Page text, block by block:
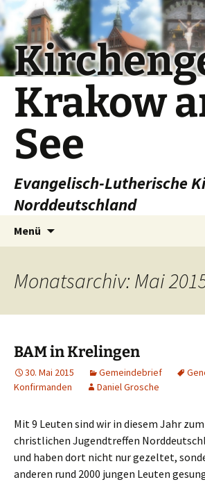
Krakow
See
Evangelisch-Lutherische
Norddeutschland
Menü
Monatsarchiv: Mai
BAM in Krelingen
30. Mai 2015 Gemeindebrief
Konfirmanden
Daniel Grosche
Mit 9 Leuten sind wir in diesem Jahr
christlichen Jugendtreffen
und haben dort nicht nur gezeltet,
anderen rund 2000 jungen Leuten